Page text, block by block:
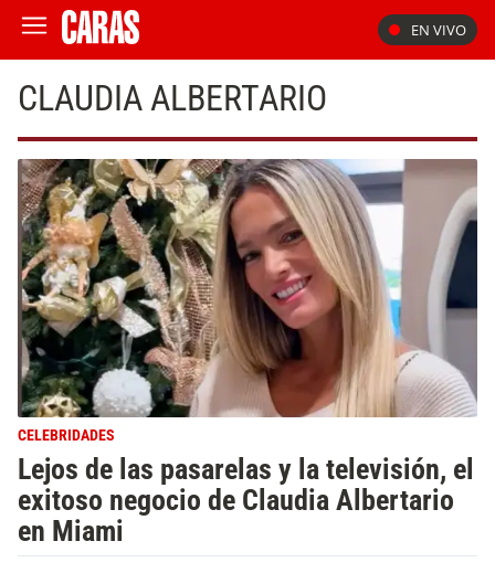
EN VIVO
CLAUDIA ALBERTARIO
CELEBRIDADES
Lejos de las pasarelas y la televisión, el
exitoso negocio de Claudia Albertario
en Miami